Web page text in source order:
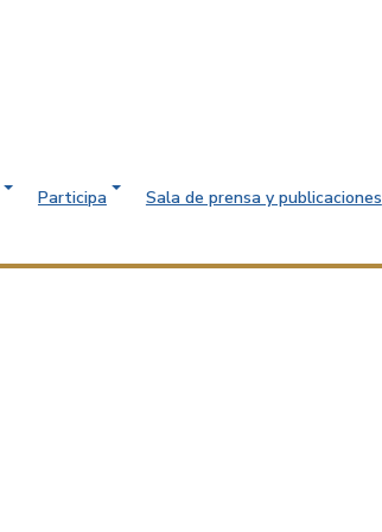
Participa Sala de prensa y publicaciones